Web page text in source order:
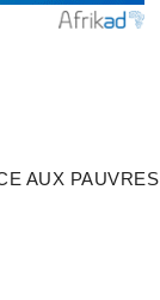
AUX PAUVRES